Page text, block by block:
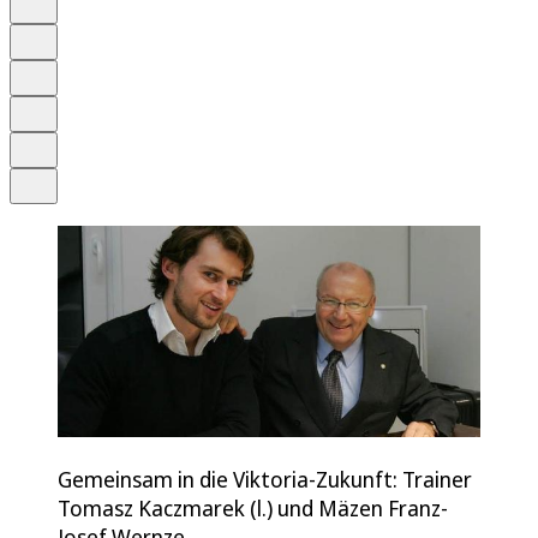
Gemeinsam in die Viktoria-Zukunft: Trainer
Tomasz Kaczmarek (l.) und Mäzen Franz-